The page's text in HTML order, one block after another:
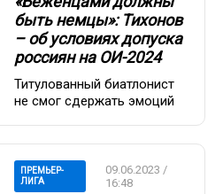
быть немцы»: Тихонов
– об условиях допуска
россиян на ОИ-2024
Титулованный биатлонист
не смог сдержать эмоций
ПРЕМЬЕР-
ЛИГА
09.06.2023 /
16:48